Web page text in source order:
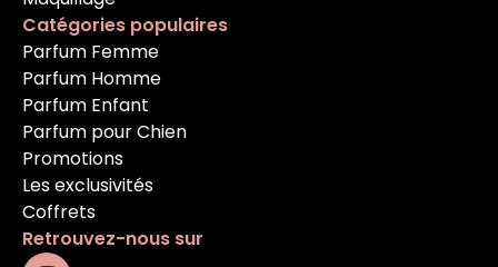
Catégories populaires
Parfum Femme
Parfum Homme
Parfum Enfant
Parfum pour Chien
Promotions
Les exclusivités
Coffrets
Retrouvez-nous sur